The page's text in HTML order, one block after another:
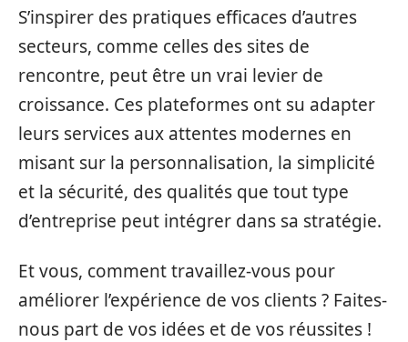
S’inspirer des pratiques efficaces d’autres
secteurs, comme celles des sites de
rencontre, peut être un vrai levier de
croissance. Ces plateformes ont su adapter
leurs services aux attentes modernes en
misant sur la personnalisation, la simplicité
et la sécurité, des qualités que tout type
d’entreprise peut intégrer dans sa stratégie.
Et vous, comment travaillez-vous pour
améliorer l’expérience de vos clients ? Faites-
nous part de vos idées et de vos réussites !